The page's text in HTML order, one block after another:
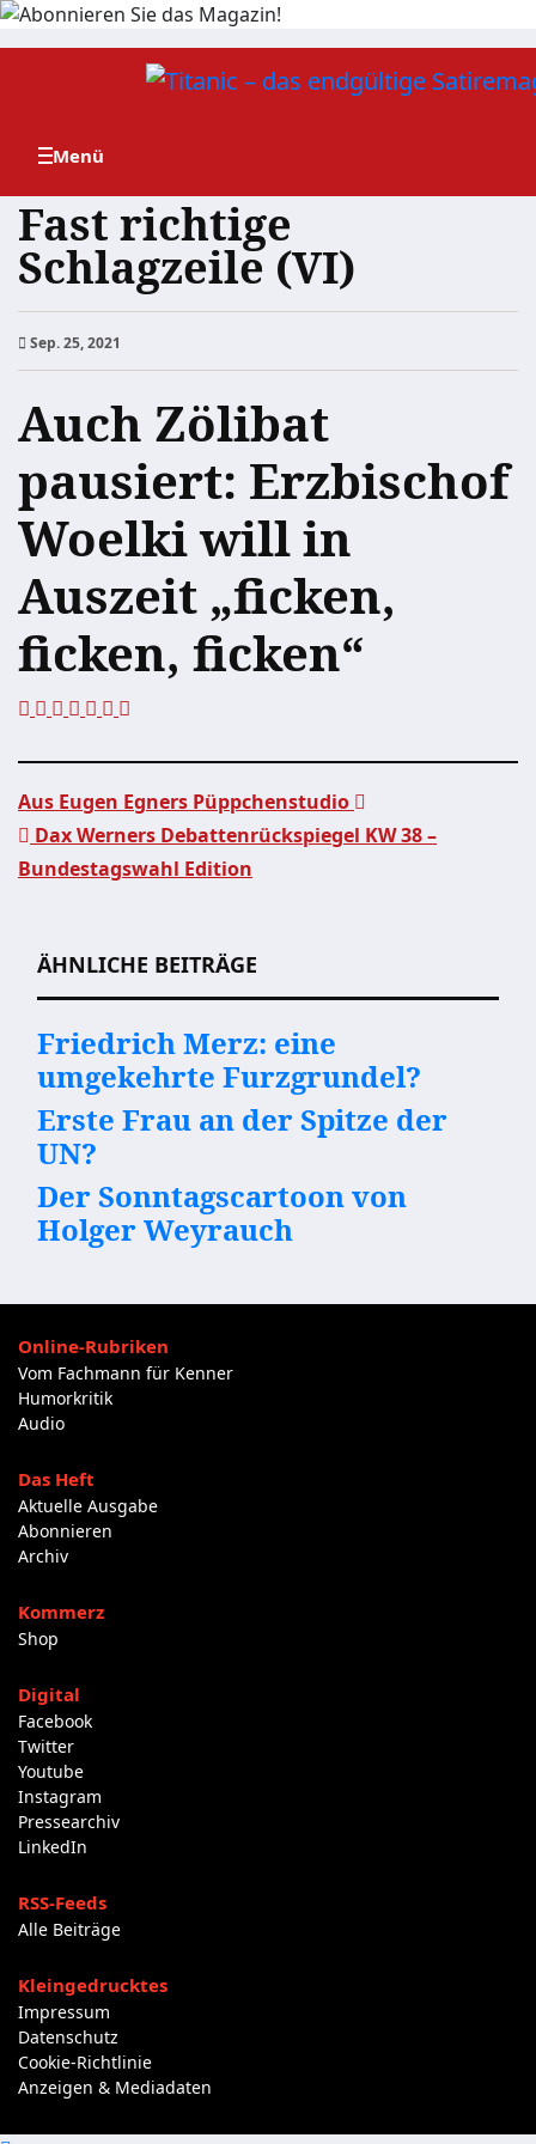
Zum
Fast richtige
Schlagzeile (VI)
Sep. 25, 2021
Auch Zölibat
pausiert: Erzbischof
Woelki will in
Auszeit „ficken,
ficken, ficken“
Beitragsnavigation
Aus Eugen Egners Püppchenstudio
Dax Werners Debattenrückspiegel KW 38 –
Bundestagswahl Edition
ÄHNLICHE BEITRÄGE
Friedrich Merz: eine
umgekehrte Furzgrundel?
Erste Frau an der Spitze der
UN?
Der Sonntagscartoon von
Holger Weyrauch
Online-Rubriken
Vom Fachmann für Kenner
Humorkritik
Audio
Das Heft
Aktuelle Ausgabe
Abonnieren
Archiv
Kommerz
Shop
Digital
Facebook
Twitter
Youtube
Instagram
Pressearchiv
LinkedIn
RSS-Feeds
Alle Beiträge
Kleingedrucktes
Impressum
Datenschutz
Cookie-Richtlinie
Anzeigen & Mediadaten